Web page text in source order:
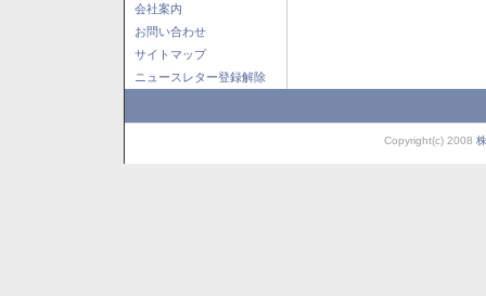
会社案内
お問い合わせ
サイトマップ
ニュースレター登録解除
Copyright(c) 2008